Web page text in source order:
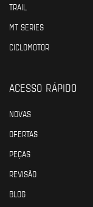
TRAIL
MT SERIES
CICLOMOTOR
ACESSO RÁPIDO
NOVAS
OFERTAS
PEÇAS
REVISÃO
BLOG